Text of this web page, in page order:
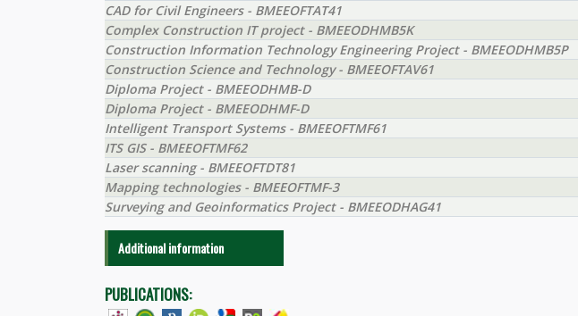
CAD for Civil Engineers - BMEEOFTAT41
Complex Construction IT project - BMEEODHMB5K
Construction Information Technology Engineering Project - BMEEODHMB5P
Construction Science and Technology - BMEEOFTAV61
Diploma Project - BMEEODHMB-D
Diploma Project - BMEEODHMF-D
Intelligent Transport Systems - BMEEOFTMF61
ITS GIS - BMEEOFTMF62
Laser scanning - BMEEOFTDT81
Mapping technologies - BMEEOFTMF-3
Surveying and Geoinformatics Project - BMEEODHAG41
Additional information
PUBLICATIONS: